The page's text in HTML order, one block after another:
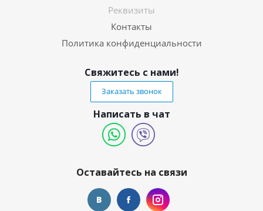
Реквизиты
Контакты
Политика конфиденциальности
Свяжитесь с нами!
Заказать звонок
Написать в чат
Оставайтесь на связи